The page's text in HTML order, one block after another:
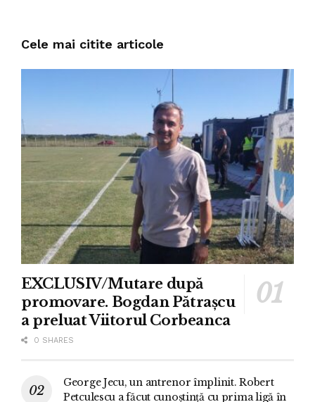
Cele mai citite articole
EXCLUSIV/Mutare după
promovare. Bogdan Pătrașcu
a preluat Viitorul Corbeanca
0 SHARES
George Jecu, un antrenor împlinit. Robert
Petculescu a făcut cunoștință cu prima ligă în